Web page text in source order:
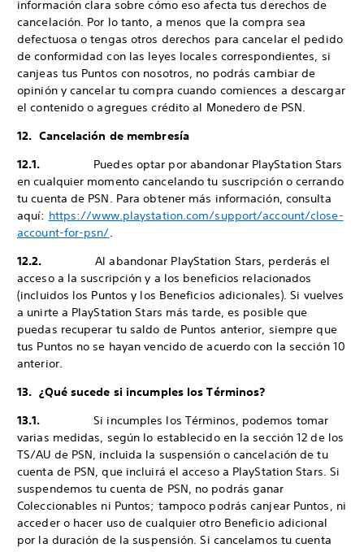
información clara sobre cómo eso afecta tus derechos de
cancelación. Por lo tanto, a menos que la compra sea
defectuosa o tengas otros derechos para cancelar el pedido
de conformidad con las leyes locales correspondientes, si
canjeas tus Puntos con nosotros, no podrás cambiar de
opinión y cancelar tu compra cuando comiences a descargar
el contenido o agregues crédito al Monedero de PSN.
12. Cancelación de membresía
12.1. Puedes optar por abandonar PlayStation Stars
en cualquier momento cancelando tu suscripción o cerrando
tu cuenta de PSN. Para obtener más información, consulta
aquí: https://www.playstation.com/support/account/close-
account-for-psn/.
12.2.Al abandonar PlayStation Stars, perderás el
acceso a la suscripción y a los beneficios relacionados
(incluidos los Puntos y los Beneficios adicionales). Si vuelves
a unirte a PlayStation Stars más tarde, es posible que
puedas recuperar tu saldo de Puntos anterior, siempre que
tus Puntos no se hayan vencido de acuerdo con la sección 10
anterior.
13. ¿Qué sucede si incumples los Términos?
13.1.Si incumples los Términos, podemos tomar
varias medidas, según lo establecido en la sección 12 de los
TS/AU de PSN, incluida la suspensión o cancelación de tu
cuenta de PSN, que incluirá el acceso a PlayStation Stars. Si
suspendemos tu cuenta de PSN, no podrás ganar
Coleccionables ni Puntos; tampoco podrás canjear Puntos, ni
acceder o hacer uso de cualquier otro Beneficio adicional
por la duración de la suspensión. Si cancelamos tu cuenta